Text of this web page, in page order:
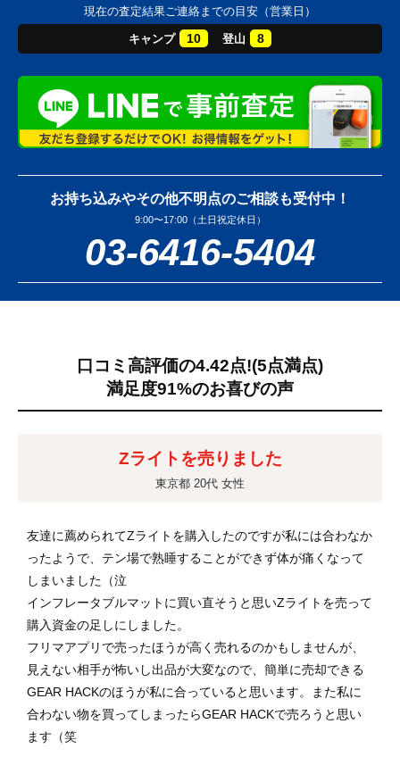
現在の査定結果ご連絡までの目安（営業日）
キャンプ 10 登山 8
お持ち込みやその他不明点のご相談も受付中！
9:00〜17:00（土日祝定休日）
03-6416-5404
口コミ高評価の4.42点!(5点満点)
満足度91%のお喜びの声
Zライトを売りました
東京都 20代 女性
友達に薦められてZライトを購入したのですが私には合わなか
ったようで、テン場で熟睡することができず体が痛くなって
しまいました（泣
インフレータブルマットに買い直そうと思いZライトを売って
購入資金の足しにしました。
フリマアプリで売ったほうが高く売れるのかもしませんが、
見えない相手が怖いし出品が大変なので、簡単に売却できる
GEAR HACKのほうが私に合っていると思います。また私に
合わない物を買ってしまったらGEAR HACKで売ろうと思い
ます（笑